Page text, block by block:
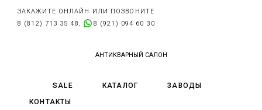
ЗАКАЖИТЕ ОНЛАЙН ИЛИ ПОЗВОНИТЕ
8 (812) 713 35 48,
8 (921) 094 60 30
АНТИКВАРНЫЙ САЛОН
SALE КАТАЛОГ
ЗАВОДЫ
КОНТАКТЫ